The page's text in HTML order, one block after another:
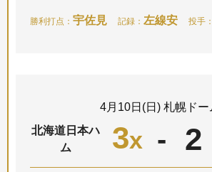
勝利打点： 宇佐見 記録： 左線安 投手：
4月10日(日) 札幌ドー
北海道日本ハ
ム
3x - 2